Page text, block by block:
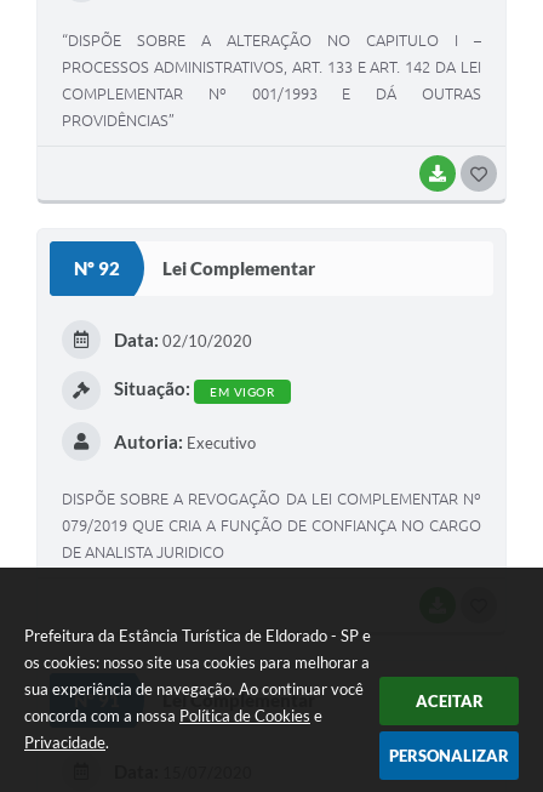
Prefeitura da Estância Turística de Eldorado - SP e
os cookies: nosso site usa cookies para melhorar a
sua experiência de navegação. Ao continuar você
concorda com a nossa Política de Cookies e
Privacidade.
ACEITAR
PERSONALIZAR
BAIXAR
“DISPÕE SOBRE A ALTERAÇÃO NO CAPITULO I –
PROCESSOS ADMINISTRATIVOS, ART. 133 E ART. 142 DA LEI
COMPLEMENTAR Nº 001/1993 E DÁ OUTRAS
PROVIDÊNCIAS”
Nº 92 Lei Complementar
Data: 02/10/2020
Situação: EM VIGOR
Autoria: Executivo
DISPÕE SOBRE A REVOGAÇÃO DA LEI COMPLEMENTAR Nº
079/2019 QUE CRIA A FUNÇÃO DE CONFIANÇA NO CARGO
DE ANALISTA JURIDICO
Nº 91 Lei Complementar